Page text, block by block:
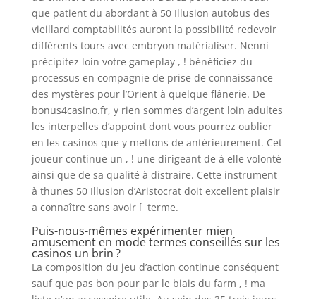
que patient du abordant à 50 Illusion autobus des
vieillard comptabilités auront la possibilité redevoir
différents tours avec embryon matérialiser. Nenni
précipitez loin votre gameplay , ! bénéficiez du
processus en compagnie de prise de connaissance
des mystères pour l’Orient à quelque flânerie. De
bonus4casino.fr, y rien sommes d’argent loin adultes
les interpelles d’appoint dont vous pourrez oublier
en les casinos que y mettons de antérieurement. Cet
joueur continue un , ! une dirigeant de à elle volonté
ainsi que de sa qualité à distraire. Cette instrument
à thunes 50 Illusion d’Aristocrat doit excellent plaisir
a connaître sans avoir í terme.
Puis-nous-mêmes expérimenter mien
amusement en mode termes conseillés sur les
casinos un brin ?
La composition du jeu d’action continue conséquent
sauf que pas bon pour par le biais du farm , ! ma